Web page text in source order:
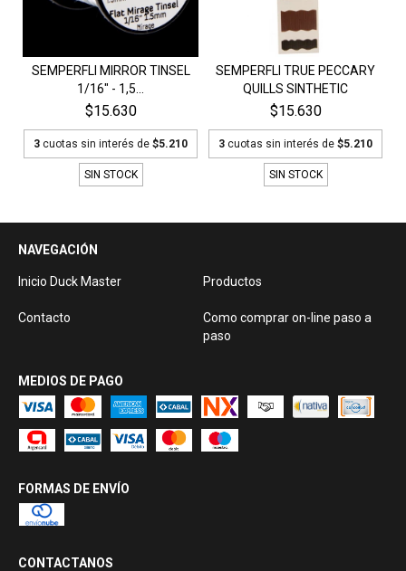
SEMPERFLI MIRROR TINSEL
1/16" - 1,5...
$15.630
3 cuotas sin interés de $5.210
SIN STOCK
SEMPERFLI TRUE PECCARY
QUILLS SINTHETIC
$15.630
3 cuotas sin interés de $5.210
SIN STOCK
NAVEGACIÓN
Inicio Duck Master Productos
Contacto
Como comprar on-line paso a
paso
MEDIOS DE PAGO
FORMAS DE ENVÍO
CONTACTANOS